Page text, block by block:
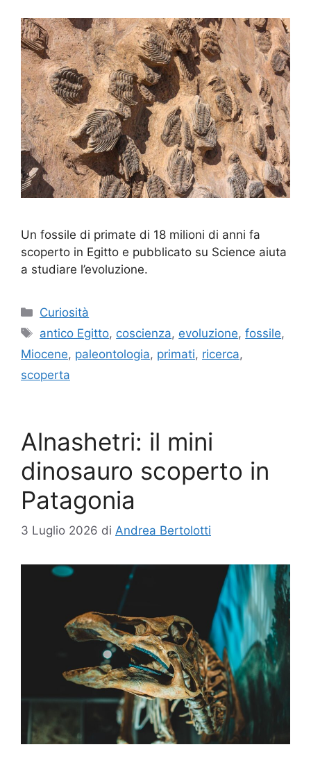
Un fossile di primate di 18 milioni di anni fa
scoperto in Egitto e pubblicato su Science aiuta
a studiare l’evoluzione.
Categorie
Curiosità
Tag
antico Egitto, coscienza, evoluzione,fossile,
Miocene, paleontologia, primati, ricerca,
scoperta
Alnashetri: il mini
dinosauro scoperto in
Patagonia
3 Luglio 2026 di Andrea Bertolotti